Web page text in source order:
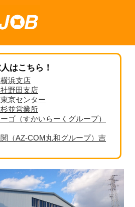
はこちら！
浜支店
野田支店
京センター
並営業所
ゴ（すかいらーくグループ）
（AZ-COM丸和グループ）吉